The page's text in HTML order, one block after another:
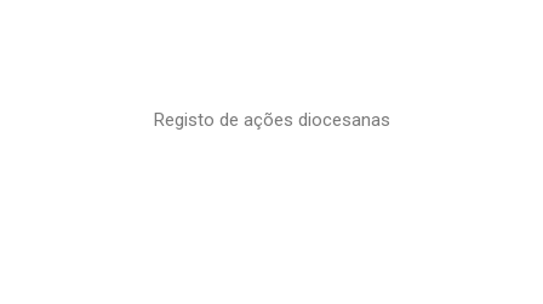
Registo de ações diocesanas